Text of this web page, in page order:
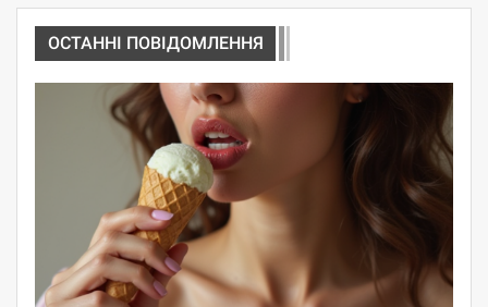
ОСТАННІ ПОВІДОМЛЕННЯ